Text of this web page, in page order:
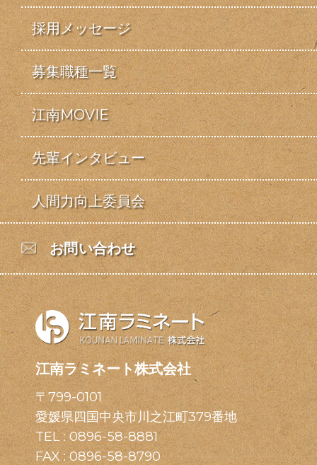
採用メッセージ
募集職種一覧
江南MOVIE
先輩インタビュー
人間力向上委員会
お問い合わせ
江南ラミネート株式会社
〒799-0101
愛媛県四国中央市川之江町379番地
TEL :0896-58-8881
FAX : 0896-58-8790